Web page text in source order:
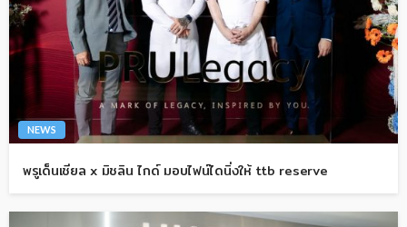
NEWS
พรูเด็นเชียล x มิชลิน ไกด์ มอบไฟน์ไดนิ่งให้ ttb reserve